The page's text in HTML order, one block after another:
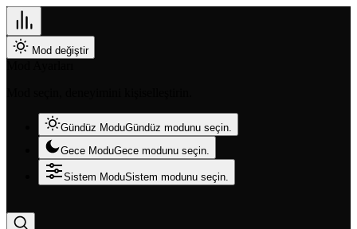
Mod değiştir
Gündüz ModuGündüz modunu seçin.
Gece ModuGece modunu seçin.
Sistem ModuSistem modunu seçin.